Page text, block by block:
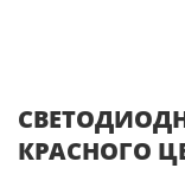
КРАСНОГО